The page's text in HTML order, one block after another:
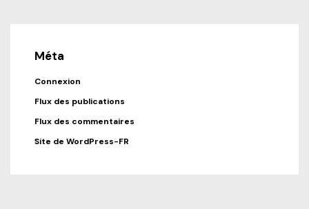
Méta
Connexion
Flux des publications
Flux des commentaires
Site de WordPress-FR